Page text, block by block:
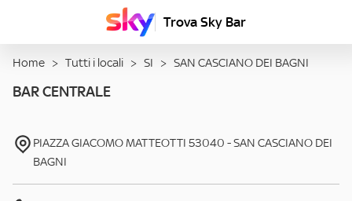
Trova Sky Bar
Home > Tutti i locali > SI > SAN CASCIANO DEI BAGNI
BAR CENTRALE
PIAZZA GIACOMO MATTEOTTI 53040 -SAN CASCIANO DEI
BAGNI